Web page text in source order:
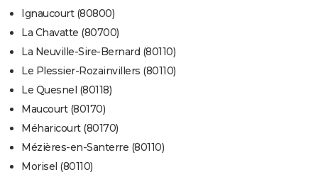
Ignaucourt (80800)
La Chavatte (80700)
La Neuville-Sire-Bernard (80110)
Le Plessier-Rozainvillers (80110)
Le Quesnel (80118)
Maucourt (80170)
Méharicourt (80170)
Mézières-en-Santerre (80110)
Morisel (80110)